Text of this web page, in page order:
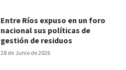
28 de Junio de 2026
Entre Ríos expuso en un foro
nacional sus políticas de
gestión de residuos